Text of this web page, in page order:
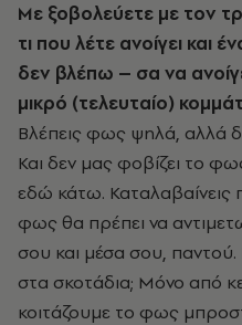
Με ξοβολεύετε με τον
τι που λέτε ανοίγει και
δεν βλέπω – σα να
μικρό (τελευταίο)
Βλέπεις φως ψηλά, αλλά
Και δεν μας φοβίζει το
εδώ κάτω. Καταλαβαίνεις
φως θα πρέπει να
σου και μέσα σου, παντού.
στα σκοτάδια; Μόνο από
κοιτάζουμε το φως